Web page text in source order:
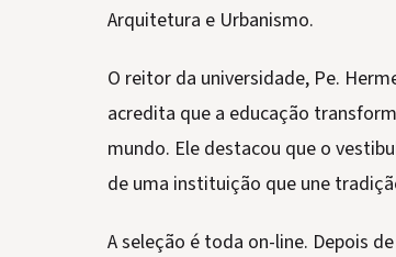
Arquitetura e Urbanismo.
O reitor da universidade, Pe.
acredita que a educação
mundo. Ele destacou que o
de uma instituição que une
A seleção é toda on-line. Depois